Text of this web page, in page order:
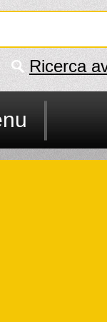
Ricerca